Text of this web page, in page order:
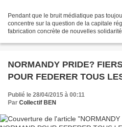
Pendant que le bruit médiatique pas
concentre sur la question de la capitale
fabrication concrète de nouvelles
NORMANDY PRIDE?
POUR FEDERER TOUS
Publié le 28/04/2015 à 00:11
Par Collectif BEN